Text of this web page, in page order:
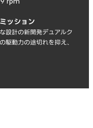
ッション
設計の新開発デュアルク
駆動力の途切れを抑え、